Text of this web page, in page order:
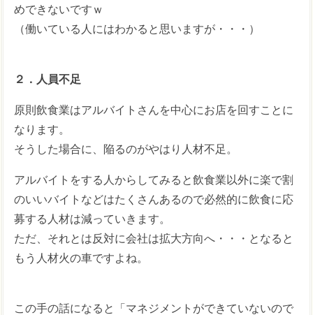
めできないですｗ
（働いている人にはわかると思いますが・・・）
２．人員不足
原則飲食業はアルバイトさんを中心にお店を回すことに
なります。
そうした場合に、陥るのがやはり人材不足。
アルバイトをする人からしてみると飲食業以外に楽で割
のいいバイトなどはたくさんあるので必然的に飲食に応
募する人材は減っていきます。
ただ、それとは反対に会社は拡大方向へ・・・となると
もう人材火の車ですよね。
この手の話になると「マネジメントができていないので